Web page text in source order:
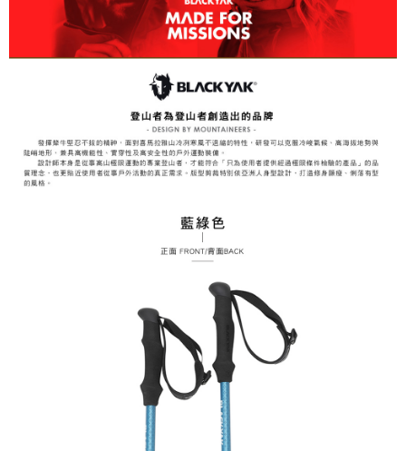
２．關於個人資料處理事宜，請瀏覽以下網址：
https://aftee.tw/terms/#terms3
３．未成年的使用者請事先徵得法定代理人或監護人之同意方可使用
４．使用「AFTEE先享後付」時，將依據個別帳號之用戶狀況，依本公司即
時審查核予不同之上限額度；若仍有額度不足之情形，本公司將視審查結果
５．嚴禁一人註冊多個帳號或使用他人資訊註冊。若發現惡意使用之情形，
恩沛科技股份有限公司將有權停止該用戶之使用額度並採取法律行動。